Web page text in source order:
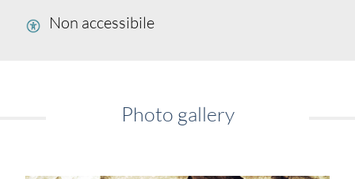
Non accessibile
Photo gallery